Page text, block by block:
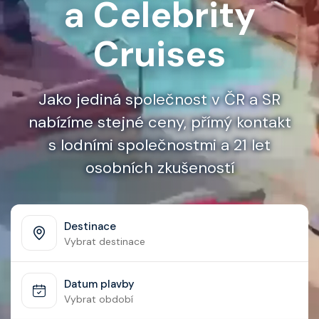
Kontakt
Vyhledat plavbu
a Celebrity
Cruises
Jako jediná společnost v ČR a SR
nabízíme stejné ceny, přímý kontakt
s lodními společnostmi a 21 let
osobních zkušeností
Destinace
Vybrat destinace
Datum plavby
Vybrat období